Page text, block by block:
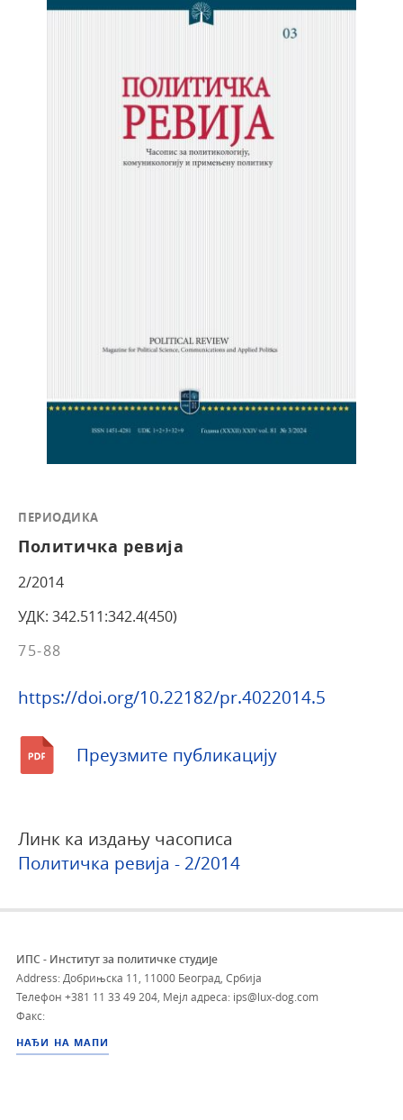
ПЕРИОДИКА
Политичка ревија
2/2014
УДК: 342.511:342.4(450)
75-88
https://doi.org/10.22182/pr.4022014.5
Преузмите публикацију
Линк ка издању часописа
Политичка ревија - 2/2014
ИПС - Институт за политичке студије
Address: Добрињска 11, 11000 Београд, Србија
Телефон +381 11 33 49 204, Мејл адреса: ips@lux-dog.com
Факс:
НАЂИ НА МАПИ